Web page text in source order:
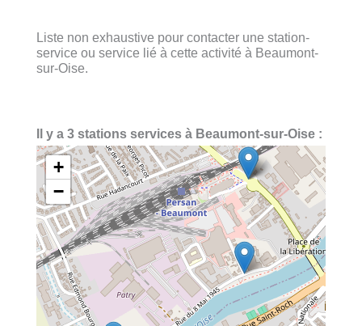
Liste non exhaustive pour contacter une station-
service ou service lié à cette activité à Beaumont-
sur-Oise.
Il y a 3 stations services à Beaumont-sur-Oise :
+
−